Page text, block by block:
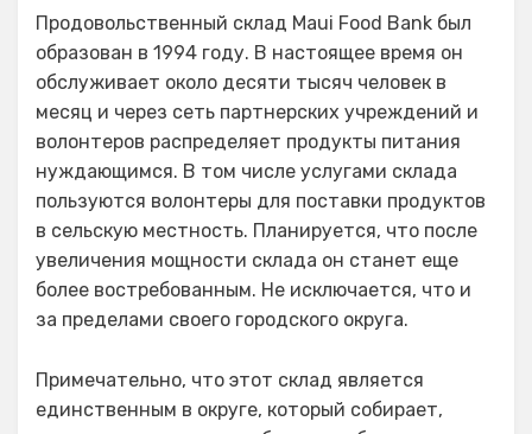
Продовольственный склад Maui Food Bank был
образован в 1994 году. В настоящее время он
обслуживает около десяти тысяч человек в
месяц и через сеть партнерских учреждений и
волонтеров распределяет продукты питания
нуждающимся. В том числе услугами склада
пользуются волонтеры для поставки продуктов
в сельскую местность. Планируется, что после
увеличения мощности склада он станет еще
более востребованным. Не исключается, что и
за пределами своего городского округа.
Примечательно, что этот склад является
единственным в округе, который собирает,